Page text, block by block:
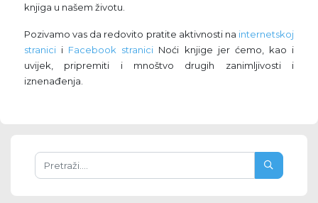
knjiga u našem životu.
Pozivamo vas da redovito pratite aktivnosti na internetskoj
stranicii Facebook stranici Noći knjige jer ćemo, kao i
uvijek, pripremiti i mnoštvo drugih zanimljivosti i
iznenađenja.